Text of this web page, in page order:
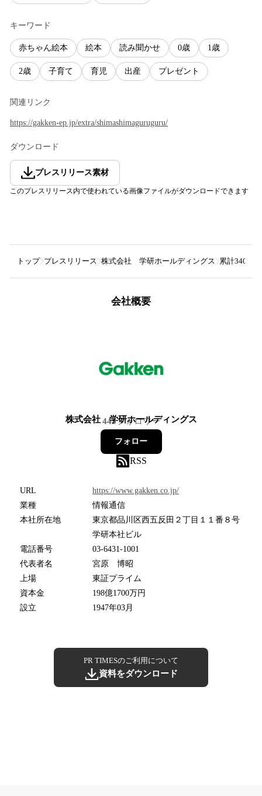
キーワード
赤ちゃん絵本 絵本 読み聞かせ 0歳 1歳
2歳 子育て 育児 出産 プレゼント
関連リンク
https://gakken-ep.jp/extra/shimashimaguruguru/
ダウンロード
プレスリリース素材
このプレスリリース内で使われている画像ファイルがダウンロードできます
トップ プレスリリース 株式会社 学研ホールディングス 累計340万
会社概要
株式会社 学研ホールディングス
445フォロワー
フォロー
RSS
URL
https://www.gakken.co.jp/
業種
情報通信
本社所在地
東京都品川区西五反田２丁目１１番８号
学研本社ビル
電話番号
03-6431-1001
代表者名
宮原 博昭
上場
東証プライム
資本金
198億1700万円
設立
1947年03月
PR TIMESのご利用について
資料をダウンロード